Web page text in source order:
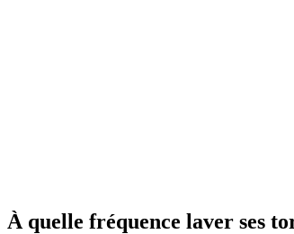
À quelle fréquence laver ses